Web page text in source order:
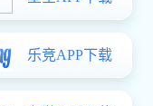
0mm，真空度小于或等
出镁合金汽车轮毂和方